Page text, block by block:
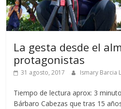
La gesta desde el
protagonistas
31 agosto, 2017 Ismary Barcia
Tiempo de lectura aprox: 3
Bárbaro Cabezas que tras 15